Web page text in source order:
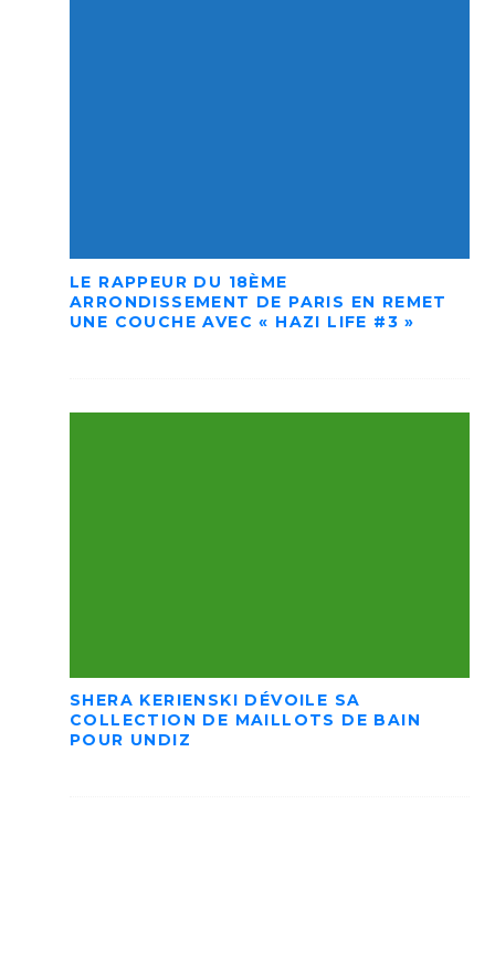
LE RAPPEUR DU 18ÈME
ARRONDISSEMENT DE PARIS EN REMET
UNE COUCHE AVEC « HAZI LIFE #3 »
SHERA KERIENSKI DÉVOILE SA
COLLECTION DE MAILLOTS DE BAIN
POUR UNDIZ